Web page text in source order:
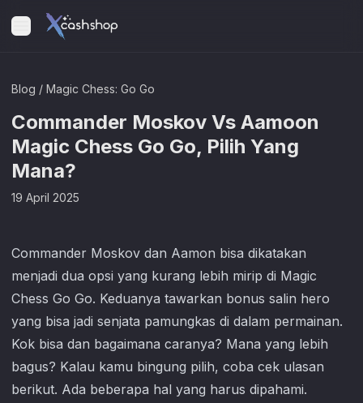
Blog / Magic Chess: Go Go
Commander Moskov Vs Aamoon
Magic Chess Go Go, Pilih Yang
Mana?
19 April 2025
Commander Moskov dan Aamon bisa dikatakan
menjadi dua opsi yang kurang lebih mirip di Magic
Chess Go Go. Keduanya tawarkan bonus salin hero
yang bisa jadi senjata pamungkas di dalam permainan.
Kok bisa dan bagaimana caranya? Mana yang lebih
bagus? Kalau kamu bingung pilih, coba cek ulasan
berikut. Ada beberapa hal yang harus dipahami.